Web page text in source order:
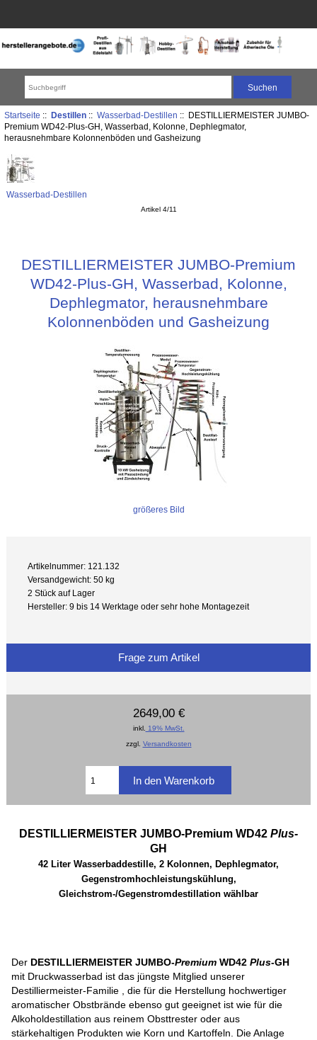
Startseite :: Destillen:: Wasserbad-Destillen :: DESTILLIERMEISTER JUMBO-
Premium WD42-Plus-GH, Wasserbad, Kolonne, Dephlegmator,
herausnehmbare Kolonnenböden und Gasheizung
Wasserbad-Destillen
Artikel 4/11
DESTILLIERMEISTER JUMBO-Premium
WD42-Plus-GH, Wasserbad, Kolonne,
Dephlegmator, herausnehmbare
Kolonnenböden und Gasheizung
größeres Bild
Artikelnummer: 121.132
Versandgewicht: 50 kg
2 Stück auf Lager
Hersteller: 9 bis 14 Werktage oder sehr hohe Montagezeit
Frage zum Artikel
2649,00 €
inkl. 19% MwSt.
zzgl. Versandkosten
DESTILLIERMEISTER JUMBO-Premium WD42 Plus-
GH
42 Liter Wasserbaddestille, 2 Kolonnen, Dephlegmator,
Gegenstromhochleistungskühlung,
Gleichstrom-/Gegenstromdestillation wählbar
Der DESTILLIERMEISTER JUMBO-Premium WD42Plus-GH
mit Druckwasserbad ist das jüngste Mitglied unserer
Destilliermeister-Familie , die für die Herstellung hochwertiger
aromatischer Obstbrände ebenso gut geeignet ist wie für die
Alkoholdestillation aus reinem Obsttrester oder aus
stärkehaltigen Produkten wie Korn und Kartoffeln. Die Anlage